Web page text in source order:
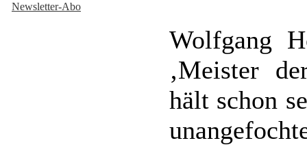
Newsletter-Abo
Wolfgang
‚Meister
hält schon